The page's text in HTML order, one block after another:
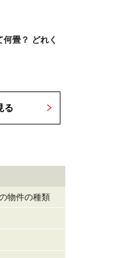
畳？ どれく
る
物件の種類